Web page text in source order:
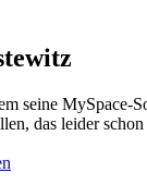
seine
das leider